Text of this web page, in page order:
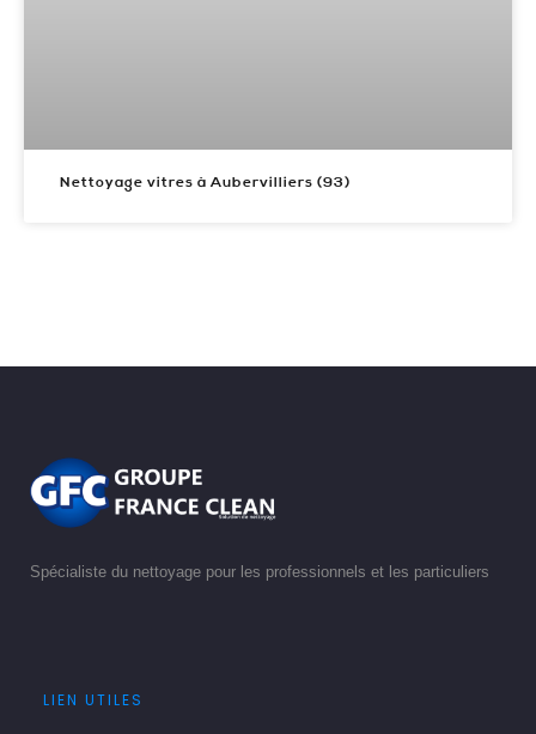
Nettoyage vitres à Aubervilliers (93)
Spécialiste du nettoyage pour les professionnels et les particuliers
LIEN UTILES